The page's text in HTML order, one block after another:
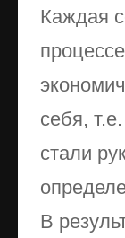
Каждая
себя,
стали
В